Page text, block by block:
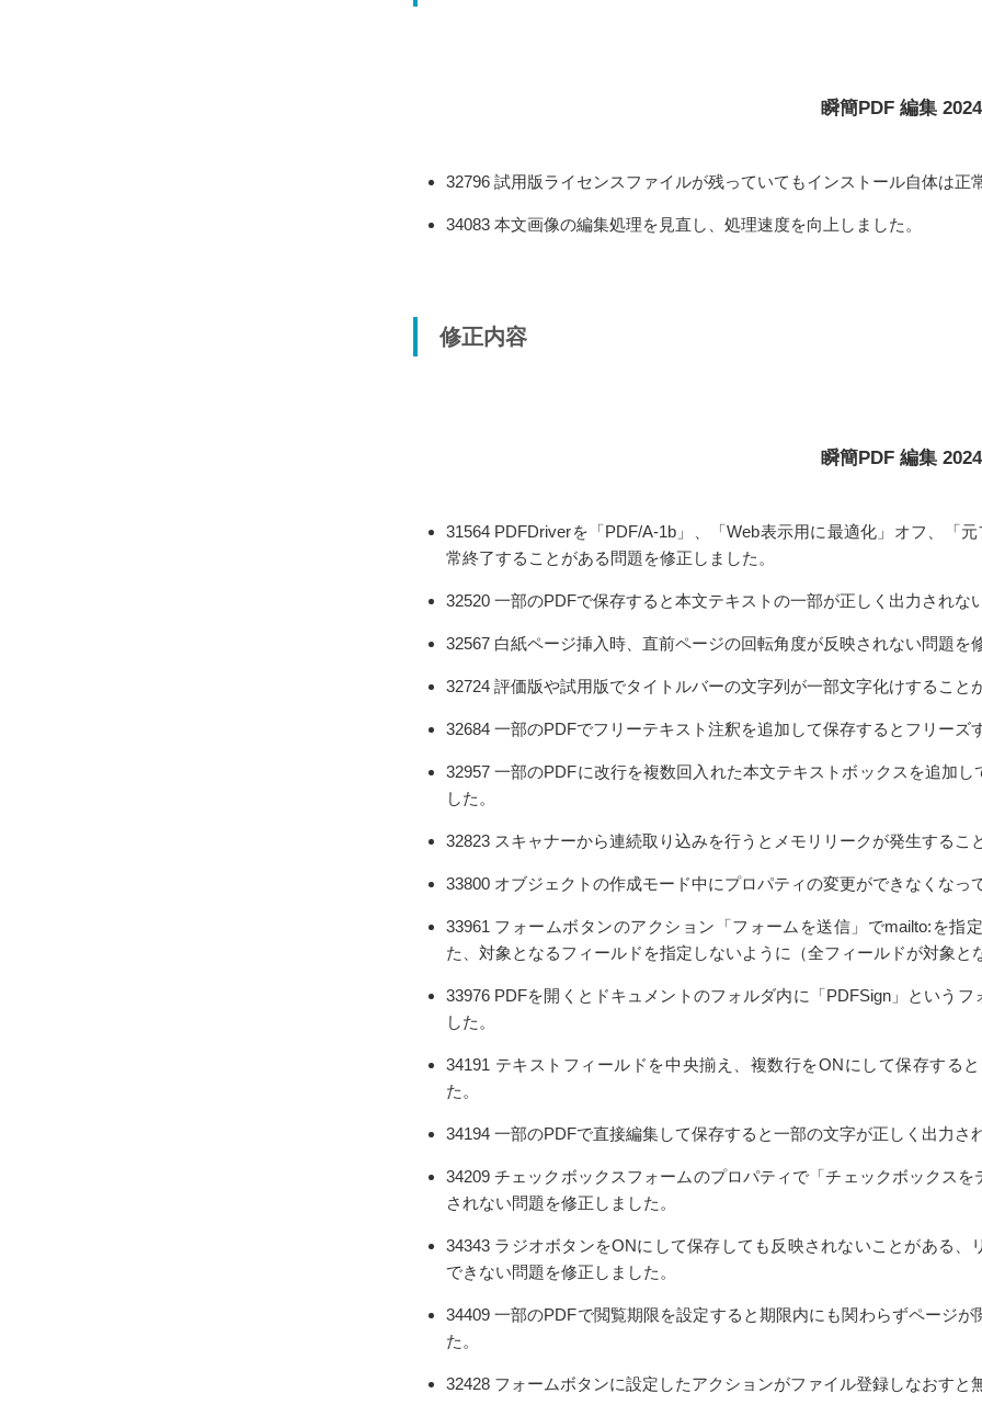
瞬簡PDF 編集 2024
32796 試用版ライセンスファイルが残っていてもインストール自体は正
34083 本文画像の編集処理を見直し、処理速度を向上しました。
修正内容
瞬簡PDF 編集 2024
31564 PDFDriverを「PDF/A-1b」、「Web表示用に最適化」オフ、「
常終了することがある問題を修正しました。
32520 一部のPDFで保存すると本文テキストの一部が正しく出力されな
32567 白紙ページ挿入時、直前ページの回転角度が反映されない問題を
32724 評価版や試用版でタイトルバーの文字列が一部文字化けすること
32684 一部のPDFでフリーテキスト注釈を追加して保存するとフリーズ
32957 一部のPDFに改行を複数回入れた本文テキストボックスを追加
した。
32823 スキャナーから連続取り込みを行うとメモリリークが発生するこ
33800 オブジェクトの作成モード中にプロパティの変更ができなくなっ
33961 フォームボタンのアクション「フォームを送信」でmailto:を指
た、対象となるフィールドを指定しないように（全フィールドが対象と
33976 PDFを開くとドキュメントのフォルダ内に「PDFSign」という
した。
34191 テキストフィールドを中央揃え、複数行をONにして保存する
た。
34194 一部のPDFで直接編集して保存すると一部の文字が正しく出力さ
34209 チェックボックスフォームのプロパティで「チェックボックス
されない問題を修正しました。
34343 ラジオボタンをONにして保存しても反映されないことがある
できない問題を修正しました。
34409 一部のPDFで閲覧期限を設定すると期限内にも関わらずページ
た。
32428 フォームボタンに設定したアクションがファイル登録しなおすと